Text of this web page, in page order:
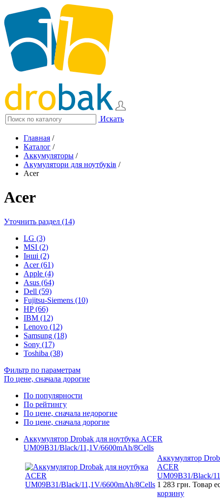
Искать
Главная /
Каталог /
Аккумуляторы /
Акумулятори для ноутбуків /
Acer
Acer
Уточнить раздел (14)
LG (3)
MSI (2)
Інші (2)
Acer (61)
Apple (4)
Asus (64)
Dell (59)
Fujitsu-Siemens (10)
HP (66)
IBM (12)
Lenovo (12)
Samsung (18)
Sony (17)
Toshiba (38)
Фильтр по параметрам
По цене, сначала дорогие
По популярности
По рейтингу
По цене, сначала недорогие
По цене, сначала дорогие
Аккумулятор Drobak для ноутбука ACER
UM09B31/Black/11,1V/6600mAh/8Cells
Аккумулятор
ACER
UM09B31/Black/
1 283 грн. Товар
корзину